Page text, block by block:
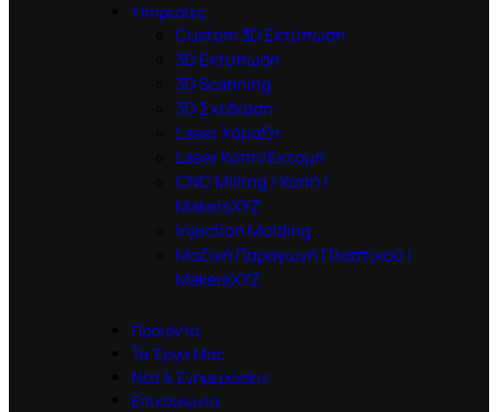
Υπηρεσίες
Custom 3D Εκτύπωση
3D Εκτύπωση
3D Scanning
3D Σχεδίαση
Laser Χάραξη
Laser Κοπή/Εκτομή
CNC Milling / Κοπή |
MakersXYZ
Injection Molding
Μαζική Παραγωγή Πλαστικού |
MakersXYZ
Προιόντα
Τα Έργα Μας
Νέα & Ενημερώσεις
Επικοινωνία